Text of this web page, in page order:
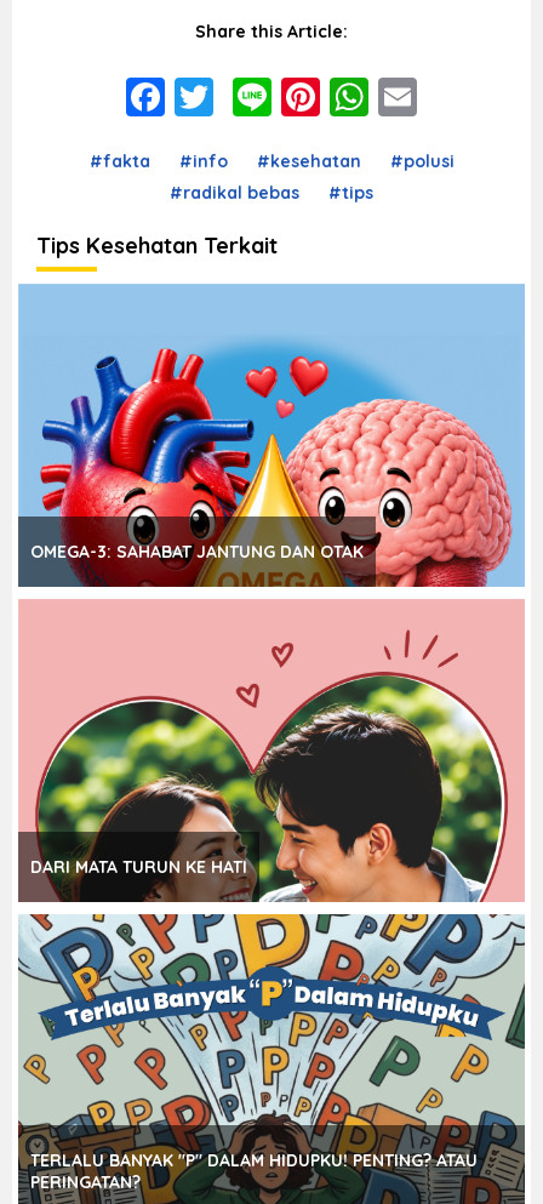
Share this Article:
Facebook
Twitter
LinePinterest
#fakta #info #kesehatan
#polusi
#radikal bebas
#tips
Tips Kesehatan Terkait
OMEGA-3: SAHABAT JANTUNG DAN OTAK
DARI MATA TURUN KE HATI
TERLALU BANYAK "P" DALAM HIDUPKU! PENTING? ATAU
PERINGATAN?